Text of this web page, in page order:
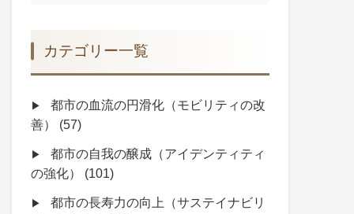
カテゴリー一覧
都市の血流の円滑化（モビリティの改
善） (57)
都市の自我の醸成（アイデンティティ
の強化） (101)
都市の長寿力の向上（サステイナビリ